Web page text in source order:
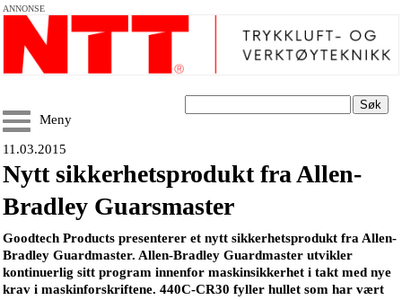
ANNONSE
Søk
Meny
11.03.2015
Nytt sikkerhetsprodukt fra Allen-
Bradley Guarsmaster
Goodtech Products presenterer et nytt sikkerhetsprodukt fra Allen-
Bradley Guardmaster. Allen-Bradley Guardmaster utvikler
kontinuerlig sitt program innenfor maskinsikkerhet i takt med nye
krav i maskinforskriftene. 440C-CR30 fyller hullet som har vært